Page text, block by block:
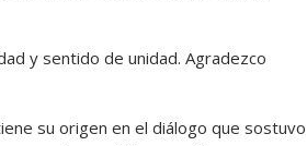
y sentido de unidad. Agradezco
su origen en el diálogo que sostuvo